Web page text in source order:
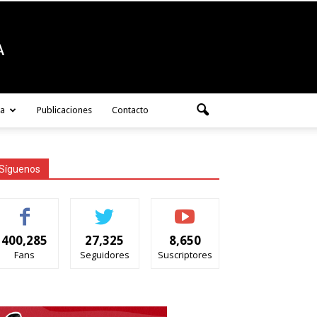
Publicaciones Contacto
400,285
Fans
27,325
Seguidores
8,650
Suscriptores